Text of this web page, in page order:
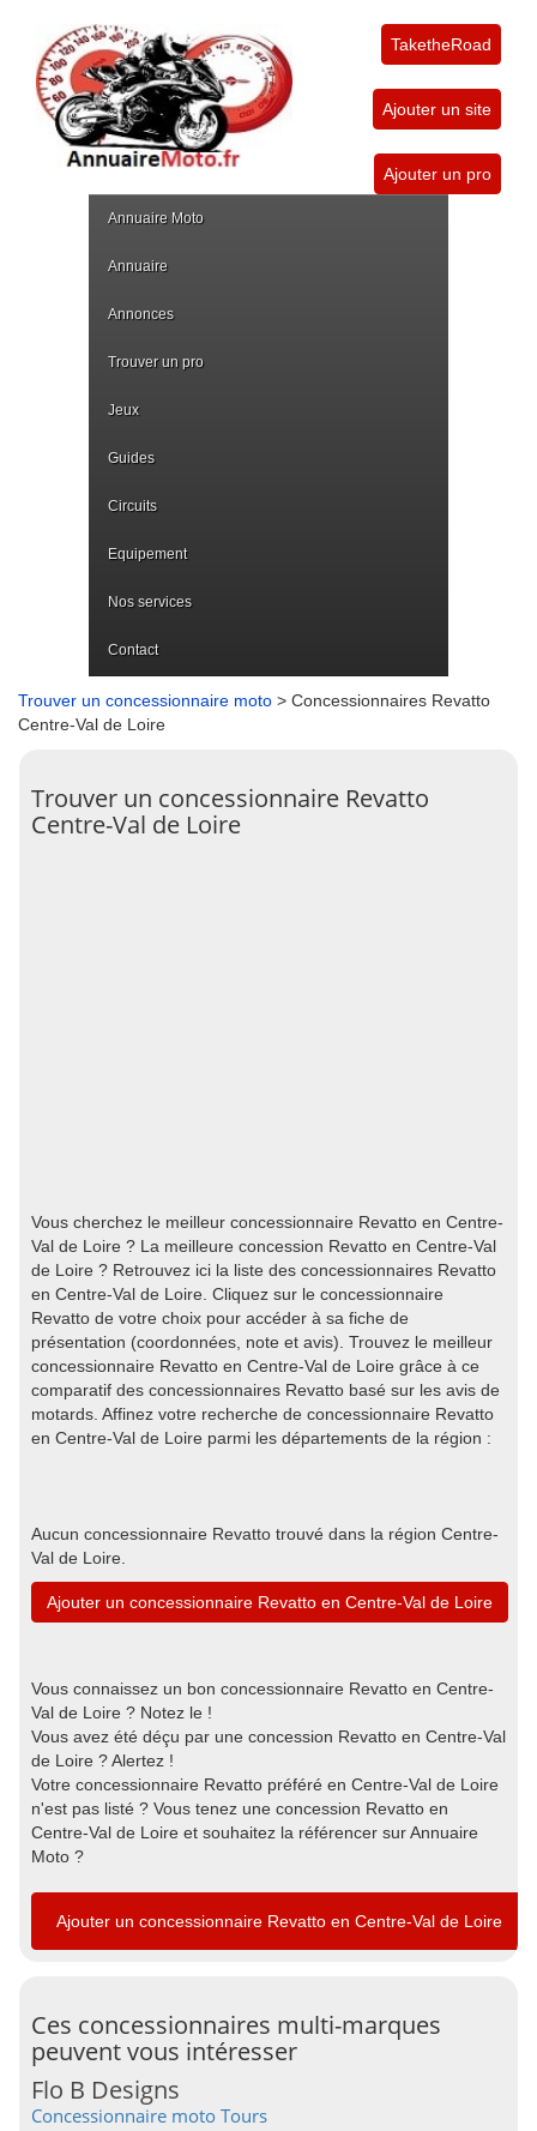
TaketheRoad
Ajouter un site
Ajouter un pro
Annuaire Moto
Annuaire
Annonces
Trouver un pro
Jeux
Guides
Circuits
Equipement
Nos services
Contact
Trouver un concessionnaire moto > Concessionnaires Revatto
Centre-Val de Loire
Trouver un concessionnaire Revatto
Centre-Val de Loire
Vous cherchez le meilleur concessionnaire Revatto en Centre-
Val de Loire ? La meilleure concession Revatto en Centre-Val
de Loire ? Retrouvez ici la liste des concessionnaires Revatto
en Centre-Val de Loire. Cliquez sur le concessionnaire
Revatto de votre choix pour accéder à sa fiche de
présentation (coordonnées, note et avis). Trouvez le meilleur
concessionnaire Revatto en Centre-Val de Loire grâce à ce
comparatif des concessionnaires Revatto basé sur les avis de
motards. Affinez votre recherche de concessionnaire Revatto
en Centre-Val de Loire parmi les départements de la région :
Aucun concessionnaire Revatto trouvé dans la région Centre-
Val de Loire.
Ajouter un concessionnaire Revatto en Centre-Val de Loire
Vous connaissez un bon concessionnaire Revatto en Centre-
Val de Loire ? Notez le !
Vous avez été déçu par une concession Revatto en Centre-Val
de Loire ? Alertez !
Votre concessionnaire Revatto préféré en Centre-Val de Loire
n'est pas listé ? Vous tenez une concession Revatto en
Centre-Val de Loire et souhaitez la référencer sur Annuaire
Moto ?
Ajouter un concessionnaire Revatto en Centre-Val de Loire
Ces concessionnaires multi-marques
peuvent vous intéresser
Flo B Designs
Concessionnaire moto Tours